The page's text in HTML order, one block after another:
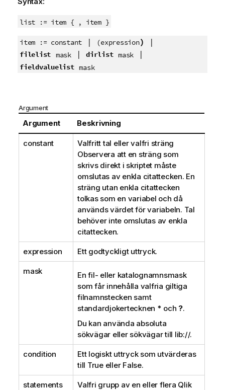
g
m
i
n
m
a
t
i
list := item { , item }
item := constant | (expression) |
filelist mask| dirlist mask |
fieldvaluelist mask
Argument
Argument Beskrivning
constant
Valfritt tal eller valfri sträng
Observera att en sträng som
skrivs direkt i skriptet måste
omslutas av enkla citattecken. En
sträng utan enkla citattecken
tolkas som en variabel och då
används värdet för variabeln. Tal
behöver inte omslutas av enkla
citattecken.
expression Ett godtyckligt uttryck.
mask
En fil- eller katalognamnsmask
som får innehålla valfria giltiga
filnamnstecken samt
standardjokertecknen * och ?.
Du kan använda absoluta
sökvägar eller sökvägar till lib://.
condition
Ett logiskt uttryck som utvärderas
till Trueeller False.
statements Valfri grupp av en eller flera Qlik